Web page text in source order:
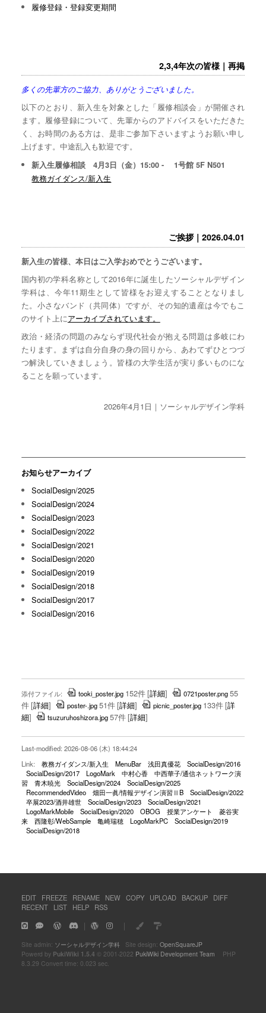
履修登録・登録変更期間
2,3,4年次の皆様｜再掲
多くの先輩方のご協力、ありがとうございました。
以下のとおり、新入生を対象とした「履修相談会」が開催され
ます。履修登録について、先輩からのアドバイスをいただきた
く、お時間のある方は、是非ご参加下さいますようお願い申し
上げます。中途乱入も歓迎です。
新入生履修相談 4月3日（金）15:00 - 1号館 5F N501
教務ガイダンス/新入生
ご挨拶｜2026.04.01
新入生の皆様、本日はご入学おめでとうございます。
国内初の学科名称として2016年に誕生したソーシャルデザイン
学科は、今年11期生として皆様をお迎えすることとなりまし
た。小さなバンド（共同体）ですが、その知的遺産は今でもこ
のサイト上にアーカイブされています。
政治・経済の問題のみならず現代社会が抱える問題は多岐にわ
たります。まずは自分自身の身の回りから、あわてずひとつづ
つ解決していきましょう。皆様の大学生活が実り多いものにな
ることを願っています。
2026年4月1日｜ソーシャルデザイン学科
お知らせアーカイブ
SocialDesign/2025
SocialDesign/2024
SocialDesign/2023
SocialDesign/2022
SocialDesign/2021
SocialDesign/2020
SocialDesign/2019
SocialDesign/2018
SocialDesign/2017
SocialDesign/2016
添付ファイル: tooki_poster.jpg 152件[詳細] 0721poster.png55
件[詳細] poster-.jpg51件[詳細] picnic_poster.jpg 133件[詳
細] tsuzuruhoshizora.jpg57件[詳細]
Last-modified: 2026-08-06 (木) 18:44:24
Link:
教務ガイダンス/新入生 MenuBar 浅田真優花
SocialDesign/2016
SocialDesign/2017
LogoMark 中村心香
中西華子/通信ネットワーク演
習
青木暁光 SocialDesign/2024
SocialDesign/2025
RecommendedVideo
畑田一眞/情報デザイン演習ⅡB
SocialDesign/2022
卒展2023/酒井雄世
SocialDesign/2023
SocialDesign/2021
LogoMarkMobile
SocialDesign/2020 OBOG 授業アンケート
菱谷実
来
西隆彰/WebSample 亀崎瑞穂 LogoMarkPC
SocialDesign/2019
SocialDesign/2018
EDIT FREEZE RENAME NEW COPY UPLOAD BACKUP
DIFF
RECENT
LIST HELP RSS
｜ ｜
Site admin: ソーシャルデザイン学科Site design: OpenSquareJP
Powerd by PukiWiki 1.5.4 © 2001-2022 PukiWiki Development Team PHP
8.3.29 Convert time: 0.023 sec.